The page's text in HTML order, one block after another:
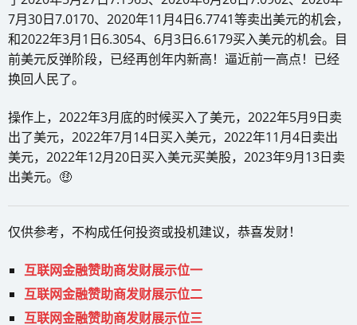
7月30日7.0170、2020年11月4日6.7741等卖出美元的机会，
和2022年3月1日6.3054、6月3日6.6179买入美元的机会。目
前美元反弹阶段，已经再创年内新高！逼近前一高点！已经
换回人民了。
操作上，2022年3月底的时候买入了美元，2022年5月9日卖
出了美元，2022年7月14日买入美元，2022年11月4日卖出
美元，2022年12月20日买入美元买美股，2023年9月13日卖
出美元。🤑
仅供参考，不构成任何投资或投机建议，恭喜发财！
互联网金融赞助商发财展示位一
互联网金融赞助商发财展示位二
互联网金融赞助商发财展示位三